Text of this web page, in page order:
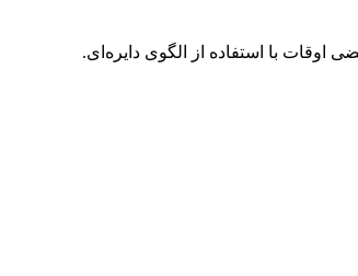
با استفاده از الگوی دایره‌ای.